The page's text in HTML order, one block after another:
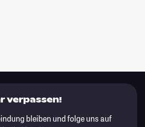
verpassen!
bleiben und folge uns auf